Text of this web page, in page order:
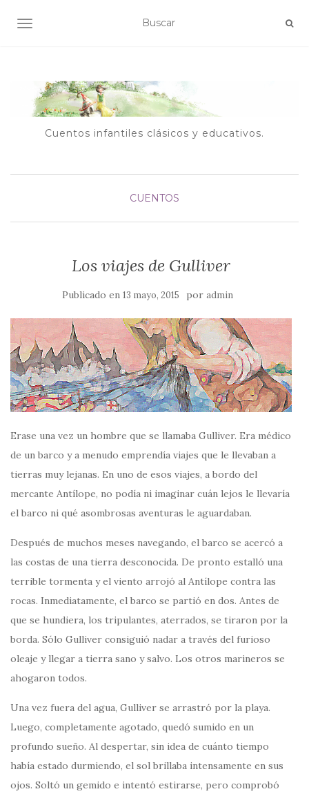
ALTERNAR NAVEGACIÓN
Cuentos infantiles clásicos y educativos.
CUENTOS
Los viajes de Gulliver
Publicado en 13 mayo, 2015 por admin
Erase una vez un hombre que se llamaba Gulliver. Era médico
de un barco y a menudo emprendía viajes que le llevaban a
tierras muy lejanas. En uno de esos viajes, a bordo del
mercante Antílope, no podía ni imaginar cuán lejos le llevaría
el barco ni qué asombrosas aventuras le aguardaban.
Después de muchos meses navegando, el barco se acercó a
las costas de una tierra desconocida. De pronto estalló una
terrible tormenta y el viento arrojó al Antílope contra las
rocas. Inmediatamente, el barco se partió en dos. Antes de
que se hundiera, los tripulantes, aterrados, se tiraron por la
borda. Sólo Gulliver consiguió nadar a través del furioso
oleaje y llegar a tierra sano y salvo. Los otros marineros se
ahogaron todos.
Una vez fuera del agua, Gulliver se arrastró por la playa.
Luego, completamente agotado, quedó sumido en un
profundo sueño. Al despertar, sin idea de cuánto tiempo
había estado durmiendo, el sol brillaba intensamente en sus
ojos. Soltó un gemido e intentó estirarse, pero comprobó